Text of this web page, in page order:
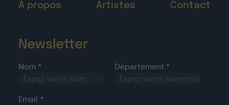
À propos Artistes Contact
Newsletter
Nom * Département *
Email *